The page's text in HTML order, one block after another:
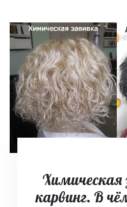
Химическая
карвинг. В